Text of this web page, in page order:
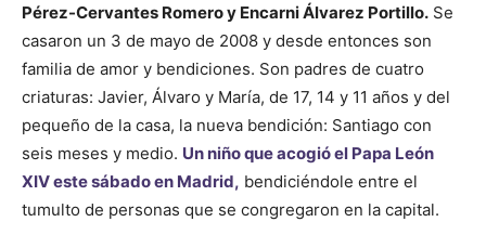
Pérez-Cervantes Romero y Encarni Álvarez Portillo. Se
casaron un 3 de mayo de 2008 y desde entonces son
familia de amor y bendiciones. Son padres de cuatro
criaturas: Javier, Álvaro y María, de 17, 14 y 11 años y del
pequeño de la casa, la nueva bendición: Santiago con
seis meses y medio. Un niño que acogió el Papa León
XIV este sábado en Madrid, bendiciéndole entre el
tumulto de personas que se congregaron en la capital.